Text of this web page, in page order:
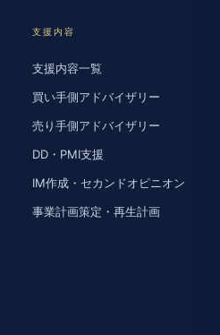
支援内容
支援内容一覧
買い手側アドバイザリー
売り手側アドバイザリー
DD・PMI支援
IM作成・セカンドオピニオン
事業計画策定・再生計画